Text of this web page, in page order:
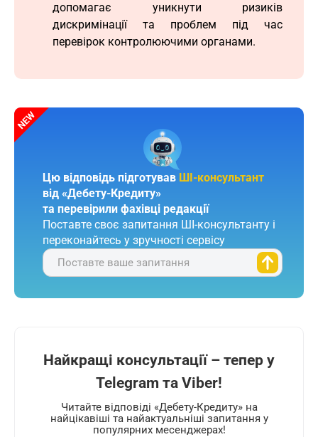
допомагає уникнути ризиків
дискримінації та проблем під час
перевірок контролюючими органами.
Цю відповідь підготував ШІ-консультант
від «Дебету-Кредиту»
та перевірили фахівці редакції
Поставте своє запитання ШІ-консультанту і
переконайтесь у зручності сервісу
Поставте ваше запитання
Найкращі консультації – тепер у
Telegram та Viber!
Читайте відповіді «Дебету-Кредиту» на
найцікавіші та найактуальніші запитання у
популярних месенджерах!